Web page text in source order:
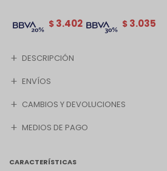
$ 3.035
$ 3.402
DESCRIPCIÓN
ENVÍOS
CAMBIOS Y DEVOLUCIONES
MEDIOS DE PAGO
CARACTERÍSTICAS